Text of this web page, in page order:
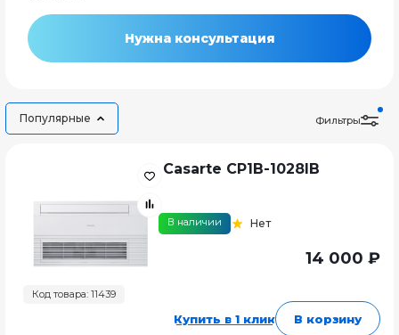
Нужна консультация
Популярные Фильтры
Код товара: 11439
Casarte CP1B-1028IB
В наличии Нет
14 000 ₽
Купить в 1 клик В корзину